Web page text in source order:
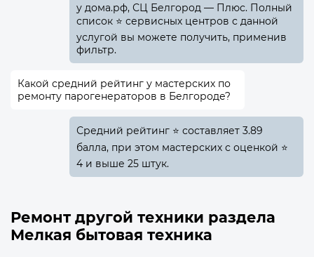
у дома.рф, СЦ Белгород — Плюс. Полный
список ⭐ сервисных центров с данной
услугой вы можете получить, применив
фильтр.
Какой средний рейтинг у мастерских по
ремонту парогенераторов в Белгороде?
Средний рейтинг ⭐ составляет 3.89
балла, при этом мастерских с оценкой ⭐
4 и выше 25 штук.
Ремонт другой техники раздела
Мелкая бытовая техника